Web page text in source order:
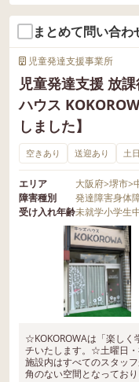
まとめて問い合わ
児童発達支援事業所
児童発達支援 放
ハウス
しました】
空きあり 送迎あり 土
エリア 大阪府>堺市>
障害種別
発達障害身体
受け入れ年齢未就学小学生
☆KOKOROWAは「楽しく
チいたします。☆土曜日
施設内はすべてのスタッ
角のない空間となってお